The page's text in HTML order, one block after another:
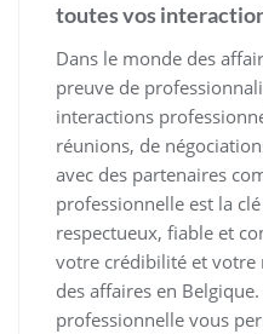
toutes vos
Dans le monde des
preuve de
interactions
réunions, de
avec des partenaires
professionnelle est la
respectueux, fiable et
votre crédibilité et votre
des affaires en
professionnelle vous